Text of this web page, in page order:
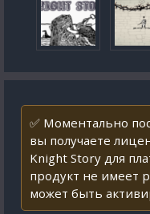
✅ Моментально
вы получаете
Knight Story для
продукт не имеет
может быть